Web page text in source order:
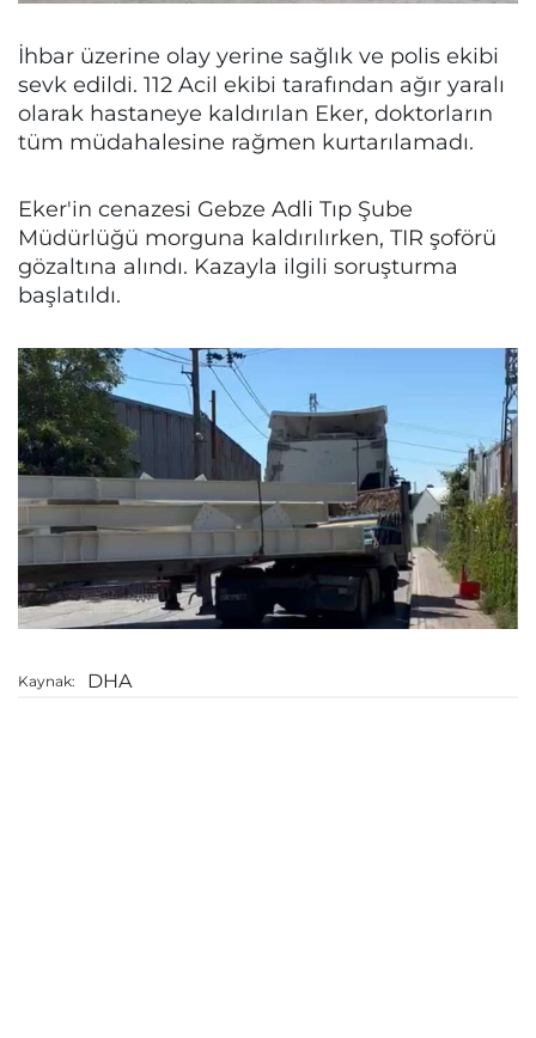
İhbar üzerine olay yerine sağlık ve polis ekibi
sevk edildi. 112 Acil ekibi tarafından ağır yaralı
olarak hastaneye kaldırılan Eker, doktorların
tüm müdahalesine rağmen kurtarılamadı.
Eker'in cenazesi Gebze Adli Tıp Şube
Müdürlüğü morguna kaldırılırken, TIR şoförü
gözaltına alındı. Kazayla ilgili soruşturma
başlatıldı.
Kaynak: DHA